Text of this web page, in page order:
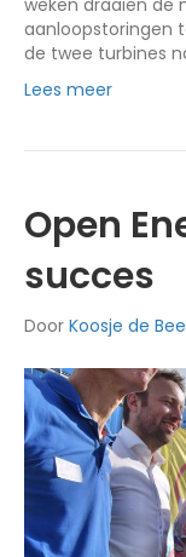
weken draaien de
aanloopstoringen
de twee turbines
Lees meer
Open
succes
Door Koosje de